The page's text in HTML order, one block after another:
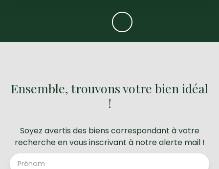
Ensemble, trouvons votre bien idéal
!
Soyez avertis des biens correspondant à votre
recherche en vous inscrivant à notre alerte mail !
Prénom